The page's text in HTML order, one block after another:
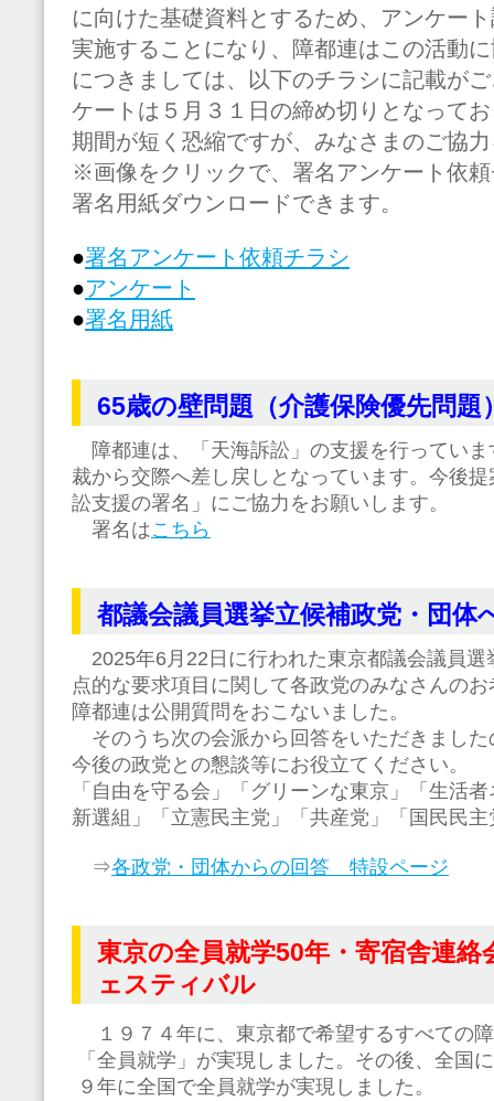
に向けた基礎資料とするため、アンケー
実施することになり、障都連はこの活動
につきましては、以下のチラシに記載が
ケートは５月３１日の締め切りとなって
期間が短く恐縮ですが、みなさまのご協
※画像をクリックで、署名アンケート依
署名用紙ダウンロードできます。
●署名アンケート依頼チラシ
●アンケート
●署名用紙
65歳の壁問題（介護保険優先問
障都連は、「天海訴訟」の支援を行ってい
裁から交際へ差し戻しとなっています。今後
訟支援の署名」にご協力をお願いします。
署名はこちら
都議会議員選挙立候補政党・団体
2025年6月22日に行われた東京都議会議員選
点的な要求項目に関して各政党のみなさんの
障都連は公開質問をおこないました。
そのうち次の会派から回答をいただきまし
今後の政党との懇談等にお役立てください。
「自由を守る会」「グリーンな東京」「生活
新選組」「立憲民主党」「共産党」「国民民主
⇒各政党・団体からの回答 特設ページ
東京の全員就学50年・寄宿舎連
ェスティバル
１９７４年に、東京都で希望するすべての
「全員就学」が実現しました。その後、全国
９年に全国で全員就学が実現しました。